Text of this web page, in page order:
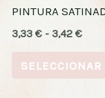
PINTURA
3,33 € - 3,42 €